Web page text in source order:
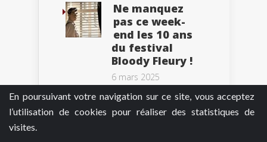
En poursuivant votre navigation sur ce site, vous acceptez
l’utilisation de cookies pour réaliser des statistiques de
visites.
Ne manquez
pas ce week-
end les 10 ans
du festival
Bloody Fleury !
6 mars 2025